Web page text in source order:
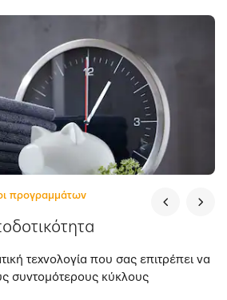
προγραμμάτων
τεχνολογία που σας επιτρέπει να
συντομότερους κύκλους